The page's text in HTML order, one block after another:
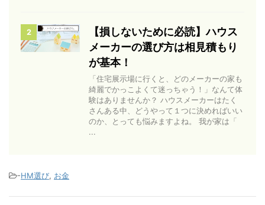
2
【損しないために必読】ハウス
メーカーの選び方は相見積もり
が基本！
「住宅展示場に行くと、どのメーカーの家も
綺麗でかっこよくて迷っちゃう！」なんて体
験はありませんか？ ハウスメーカーはたく
さんある中、どうやって１つに決めればいい
のか、とっても悩みますよね。 我が家は「
...
-HM選び, お金